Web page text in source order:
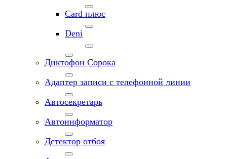
Card плюс
Deni
Диктофон Сорока
Адаптер записи с телефонной линии
Автосекретарь
Автоинформатор
Детектор отбоя